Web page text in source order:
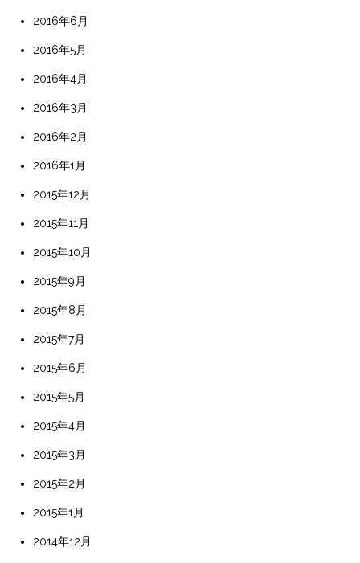
2016年6月
2016年5月
2016年4月
2016年3月
2016年2月
2016年1月
2015年12月
2015年11月
2015年10月
2015年9月
2015年8月
2015年7月
2015年6月
2015年5月
2015年4月
2015年3月
2015年2月
2015年1月
2014年12月